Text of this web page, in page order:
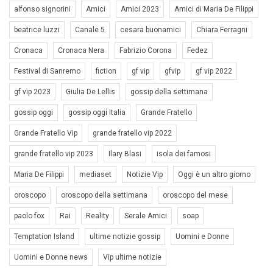
alfonso signorini Amici Amici 2023 Amici di Maria De Filippi
beatrice luzzi Canale 5 cesara buonamici Chiara Ferragni
Cronaca Cronaca Nera Fabrizio Corona Fedez
Festival di Sanremo fiction gf vip gfvip gf vip 2022
gf vip 2023 Giulia De Lellis gossip della settimana
gossip oggi gossip oggi Italia Grande Fratello
Grande Fratello Vip grande fratello vip 2022
grande fratello vip 2023 Ilary Blasi isola dei famosi
Maria De Filippi mediaset Notizie Vip Oggi è un altro giorno
oroscopo oroscopo della settimana oroscopo del mese
paolo fox Rai Reality Serale Amici soap
Temptation Island ultime notizie gossip Uomini e Donne
Uomini e Donne news Vip ultime notizie